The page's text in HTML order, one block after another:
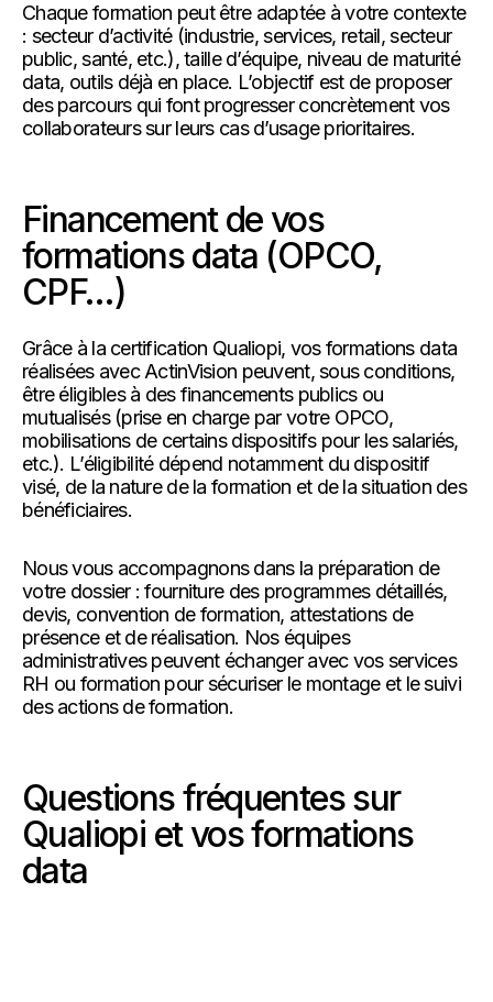
Chaque formation peut être adaptée à votre contexte
: secteur d’activité (industrie, services, retail, secteur
public, santé, etc.), taille d’équipe, niveau de maturité
data, outils déjà en place. L’objectif est de proposer
des parcours qui font progresser concrètement vos
collaborateurs sur leurs cas d’usage prioritaires.
Financement de vos
formations data (OPCO,
CPF…)
Grâce à la certification Qualiopi, vos formations data
réalisées avec ActinVision peuvent, sous conditions,
être éligibles à des financements publics ou
mutualisés (prise en charge par votre OPCO,
mobilisations de certains dispositifs pour les salariés,
etc.). L’éligibilité dépend notamment du dispositif
visé, de la nature de la formation et de la situation des
bénéficiaires.
Nous vous accompagnons dans la préparation de
votre dossier : fourniture des programmes détaillés,
devis, convention de formation, attestations de
présence et de réalisation. Nos équipes
administratives peuvent échanger avec vos services
RH ou formation pour sécuriser le montage et le suivi
des actions de formation.
Questions fréquentes sur
Qualiopi et vos formations
data